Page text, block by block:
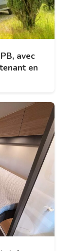
avec
en